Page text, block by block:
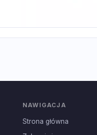
NAWIGACJA
Strona główna